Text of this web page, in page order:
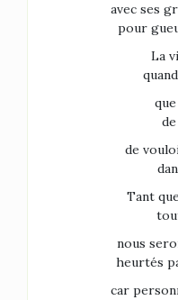
avec ses
pour
La
de
Tant
nous
heurtés
car